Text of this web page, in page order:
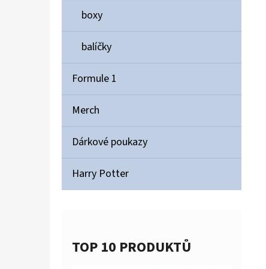
boxy
balíčky
Formule 1
Merch
Dárkové poukazy
Harry Potter
TOP 10 PRODUKTŮ